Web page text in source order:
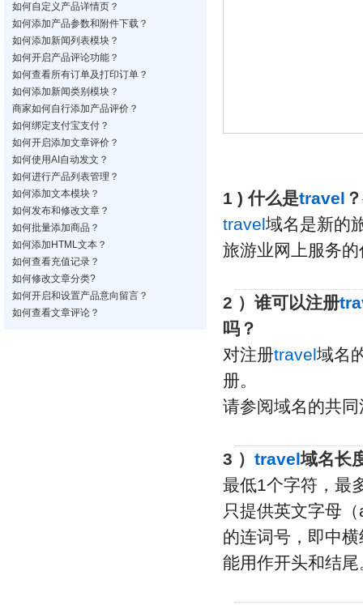
如何自定义产品详情页？
如何添加产品参数和附件下载？
如何添加新闻列表模块？
如何开启产品评论功能？
如何查看所有订单及打印订单？
如何添加新闻类别模块？
商家如何自行添加产品评价？
如何绑定支付宝支付？
如何开启添加文章评价？
如何使用AI自动发文？
如何进行产品列表管理？
如何添加文本模块？
如何发布和修改文章？
如何批量添加商品？
如何添加HTML文本？
如何查看充值记录？
如何修改文章分类?
如何开启和设置产品意向留言？
如何查看文章评论？
1 ) 什么是travel
travel域名是新的
旅游业网上服务
2 ）谁可以注册
吗？
对注册travel域名
册。
请参阅域名的共
3 ） travel域名长
最低1个字符，最
只提供英文字母
的连词号，即中
能用作开头和结尾